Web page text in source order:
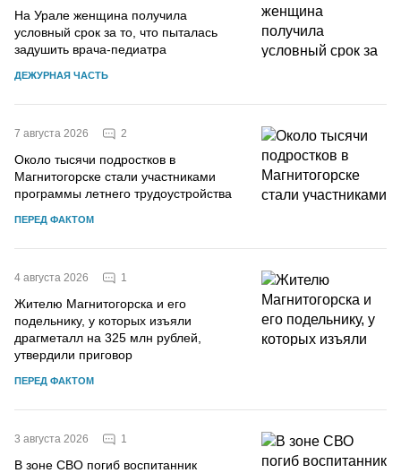
На Урале женщина получила
условный срок за то, что пыталась
задушить врача-педиатра
ДЕЖУРНАЯ ЧАСТЬ
7 августа 2026 2
Около тысячи подростков в
Магнитогорске стали участниками
программы летнего трудоустройства
ПЕРЕД ФАКТОМ
4 августа 2026 1
Жителю Магнитогорска и его
подельнику, у которых изъяли
драгметалл на 325 млн рублей,
утвердили приговор
ПЕРЕД ФАКТОМ
3 августа 2026 1
В зоне СВО погиб воспитанник